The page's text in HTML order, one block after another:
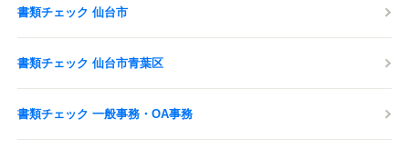
書類チェック 仙台市
書類チェック 仙台市青葉区
書類チェック 一般事務・OA事務